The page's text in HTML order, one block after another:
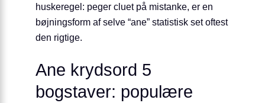
huskeregel: peger cluet på mistanke, er en
bøjningsform af selve “ane” statistisk set oftest
den rigtige.
Ane krydsord 5
bogstaver: populære